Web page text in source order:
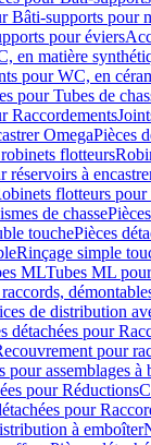
Bâti-supports pour
pour éviers
en matière
pour WC, en
pour Tubes de
Raccordements
OmegaPièces
flotteurs
réservoirs à
flotteurs
de chasse
touchePièces
Rinçage simple
MLTubes ML
de distribution
détachées pour
pour
pour assemblages à
pour Réductions
pour
à emboîter